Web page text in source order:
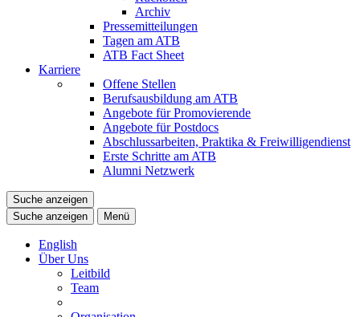
Archiv
Pressemitteilungen
Tagen am ATB
ATB Fact Sheet
Karriere
Offene Stellen
Berufsausbildung am ATB
Angebote für Promovierende
Angebote für Postdocs
Abschlussarbeiten, Praktika & Freiwilligendienst
Erste Schritte am ATB
Alumni Netzwerk
Suche anzeigen
Suche anzeigen
Menü
English
Über Uns
Leitbild
Team